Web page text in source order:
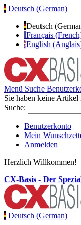
Deutsch (German)
Deutsch
Français
English
Menü Suche
Sie haben keine Artikel
Suche:
Benutzerkonto
Mein
Anmelden
Herzlich Willkommen!
CX-Basis - Der
Deutsch (German)